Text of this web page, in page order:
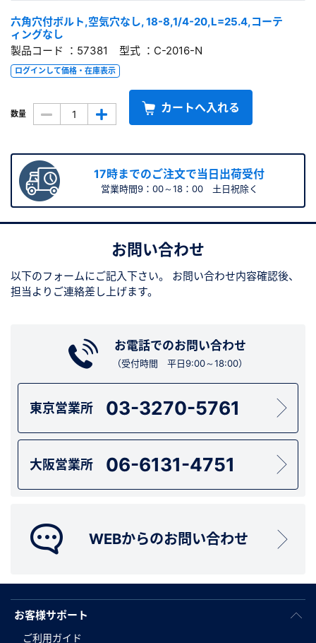
六角穴付ボルト,空気穴なし, 18-8,1/4-20,L=25.4,コーテ
ィングなし
製品コード ：57381 型式 ：C-2016-N
ログインして価格・在庫表示
数量 カートへ入れる
17時までのご注文で当日出荷受付
営業時間9：00～18：00 土日祝除く
お問い合わせ
以下のフォームにご記入下さい。
お問い合わせ内容確認後、
担当よりご連絡差し上げます。
お電話でのお問い合わせ
（受付時間 平日9:00～18:00）
東京営業所 03-3270-5761
大阪営業所 06-6131-4751
WEBからのお問い合わせ
お客様サポート
ご利用ガイド